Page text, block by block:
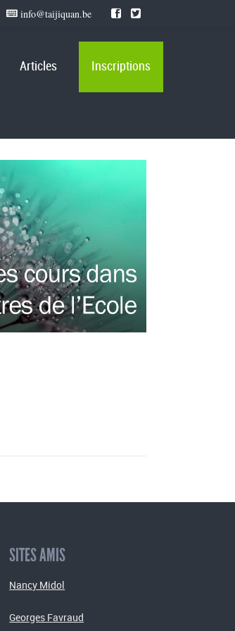
Articles Inscriptions
SITES AMIS
Nancy Midol
Georges Favraud
info@taijiquan.be